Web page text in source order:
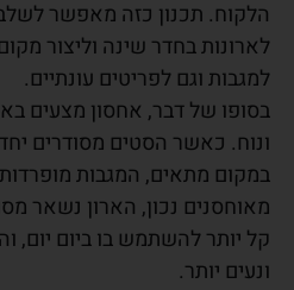
הלקוח. תכנון כזה מאפשר
לארונות בחדר שינה וליצור
למגבות וגם לפריטים עונתיים.
בסופו של דבר, אחסון מצעים
ונוח. כאשר הסטים מסודרים
במקום מתאים, המגבות מופרדות
מאוחסנים נכון, הארון נשאר
קל יותר להשתמש בו ביום יום,
ונעים יותר.